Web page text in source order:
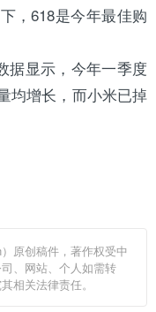
，618是今年最佳购
显示，今年一季度
均增长，而小米已掉
原创稿件，著作权受中
、网站、个人如需转
相关法律责任。